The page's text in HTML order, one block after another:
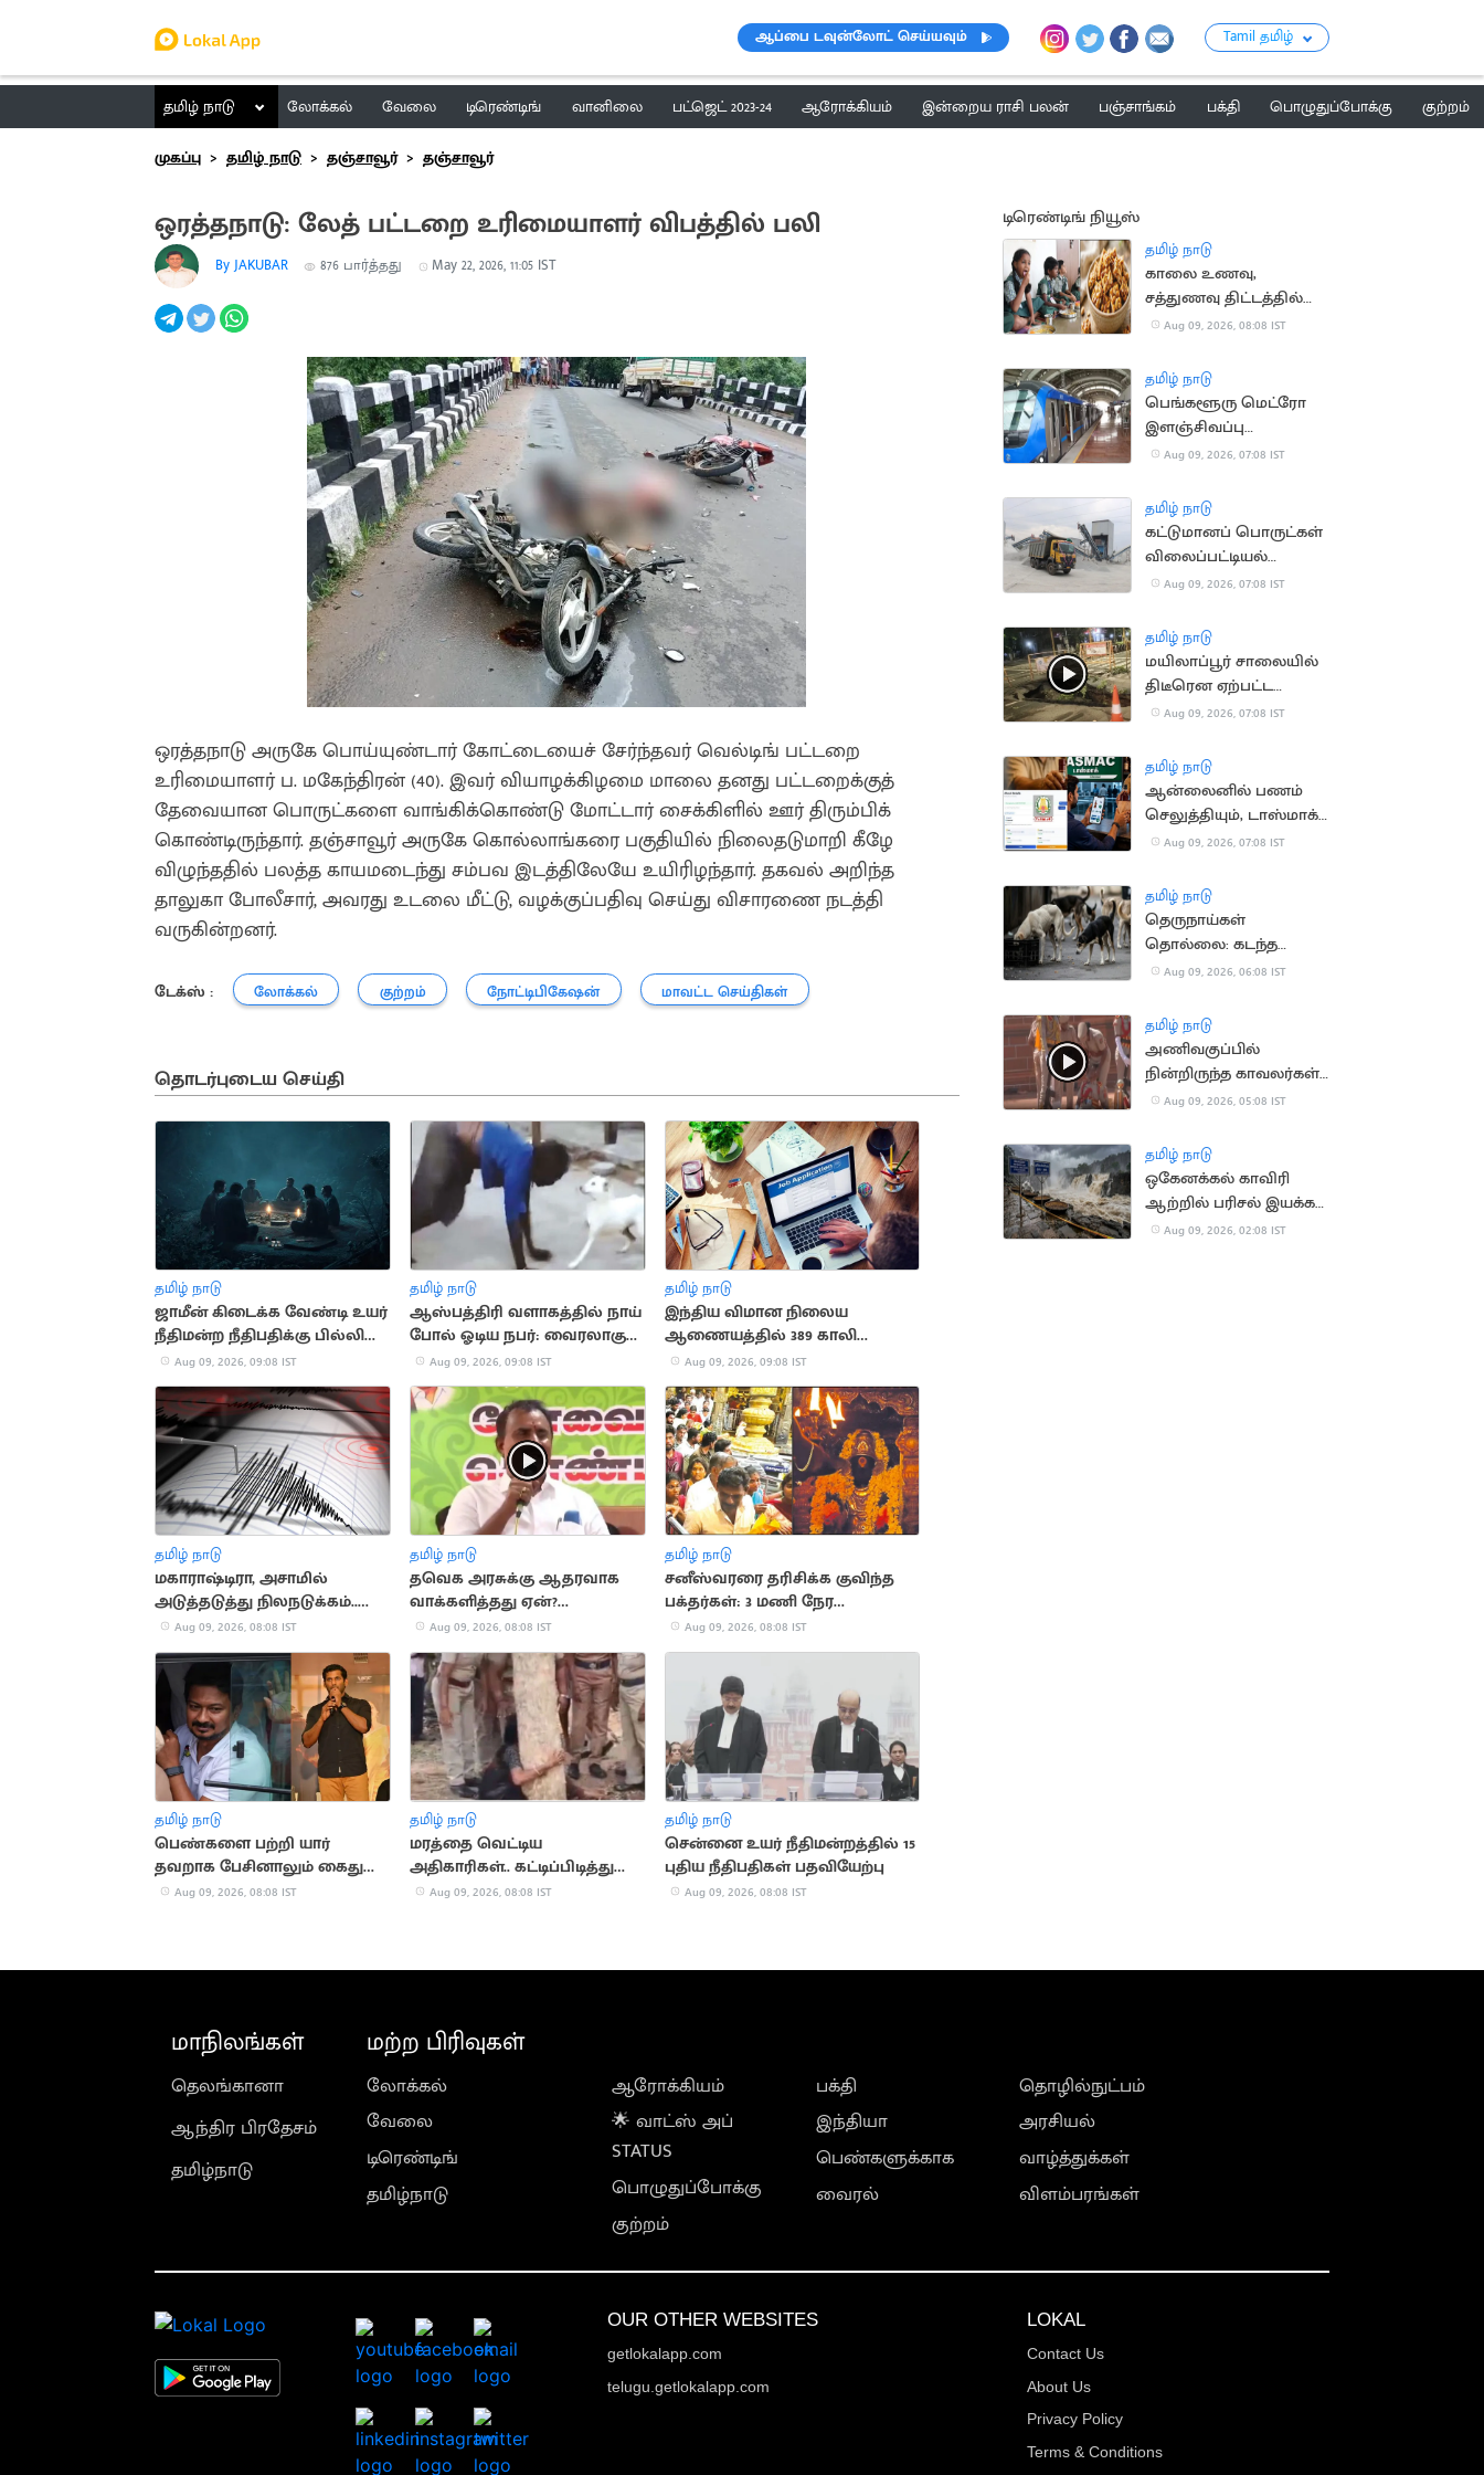
ஆப்பை டவுன்லோட் செய்யவும் Tamil தமிழ்
தமிழ் நாடு லோக்கல் வேலை டிரெண்டிங் வானிலை பட்ஜெட் 2023-24 ஆரோக்கியம் இன்றைய ராசி பலன் பஞ்சாங்கம் பக்தி பொழுதுப்போக்கு
குற்றம்
முகப்பு
தமிழ் நாடு தஞ்சாவூர் தஞ்சாவூர்
ஒரத்தநாடு: லேத் பட்டறை உரிமையாளர் விபத்தில் பலி
By JAKUBAR 876 பார்த்தது May 22, 2026, 11:05 IST
ஒரத்தநாடு அருகே பொய்யுண்டார் கோட்டையைச் சேர்ந்தவர் வெல்டிங் பட்டறை
உரிமையாளர் ப. மகேந்திரன் (40). இவர் வியாழக்கிழமை மாலை தனது பட்டறைக்குத்
தேவையான பொருட்களை வாங்கிக்கொண்டு மோட்டார் சைக்கிளில் ஊர் திரும்பிக்
கொண்டிருந்தார். தஞ்சாவூர் அருகே கொல்லாங்கரை பகுதியில் நிலைதடுமாறி கீழே
விழுந்ததில் பலத்த காயமடைந்து சம்பவ இடத்திலேயே உயிரிழந்தார். தகவல் அறிந்த
தாலுகா போலீசார், அவரது உடலை மீட்டு, வழக்குப்பதிவு செய்து விசாரணை நடத்தி
வருகின்றனர்.
டேக்ஸ் : லோக்கல் குற்றம் நோட்டிபிகேஷன் மாவட்ட செய்திகள்
தொடர்புடைய செய்தி
தமிழ் நாடு
ஜாமீன் கிடைக்க வேண்டி உயர்
நீதிமன்ற நீதிபதிக்கு பில்லி
சூனியம்
Aug 09, 2026, 09:08 IST
தமிழ் நாடு
ஆஸ்பத்திரி வளாகத்தில் நாய்
போல் ஓடிய நபர்: வைரலாகும்
வீடியோ
Aug 09, 2026, 09:08 IST
தமிழ் நாடு
இந்திய விமான நிலைய
ஆணையத்தில் 389 காலி
பணியிடங்கள்
Aug 09, 2026, 09:08 IST
தமிழ் நாடு
மகாராஷ்டிரா, அசாமில்
அடுத்தடுத்து நிலநடுக்கம்..
மக்கள் அச்சம்
Aug 09, 2026, 08:08 IST
தமிழ் நாடு
தவெக அரசுக்கு ஆதரவாக
வாக்களித்தது ஏன்?
வேலுமணி பதில்
Aug 09, 2026, 08:08 IST
தமிழ் நாடு
சனீஸ்வரரை தரிசிக்க குவிந்த
பக்தர்கள்: 3 மணி நேர
காத்திருப்பு
Aug 09, 2026, 08:08 IST
தமிழ் நாடு
பெண்களை பற்றி யார்
தவறாக பேசினாலும் கைது
செய்ய வேண்டும்: விஷால்
Aug 09, 2026, 08:08 IST
தமிழ் நாடு
மரத்தை வெட்டிய
அதிகாரிகள்.. கட்டிப்பிடித்து
அழுது புரண்ட பெண்
Aug 09, 2026, 08:08 IST
தமிழ் நாடு
சென்னை உயர் நீதிமன்றத்தில் 15
புதிய நீதிபதிகள் பதவியேற்பு
Aug 09, 2026, 08:08 IST
டிரெண்டிங் நியூஸ்
தமிழ் நாடு
காலை உணவு,
சத்துணவு திட்டத்தில்
கடலை மிட்டாய்:
கோரிக்கை
Aug 09, 2026, 08:08 IST
தமிழ் நாடு
பெங்களூரு மெட்ரோ
இளஞ்சிவப்பு
வழித்தடத்தில் ஆக.12-ல்
தொடக்கம்
Aug 09, 2026, 07:08 IST
தமிழ் நாடு
கட்டுமானப் பொருட்கள்
விலைப்பட்டியல்
திருத்தம்
Aug 09, 2026, 07:08 IST
தமிழ் நாடு
மயிலாப்பூர் சாலையில்
திடீரென ஏற்பட்ட
பள்ளத்தால் வாகன
Aug 09, 2026, 07:08 IST
தமிழ் நாடு
ஆன்லைனில் பணம்
செலுத்தியும், டாஸ்மாக்
கடையில் மதுபாட்டில் தர
Aug 09, 2026, 07:08 IST
தமிழ் நாடு
தெருநாய்கள்
தொல்லை: கடந்த
ஓராண்டில் 32
மேற்பட்ட புகார்கள்
Aug 09, 2026, 06:08 IST
தமிழ் நாடு
அணிவகுப்பில்
நின்றிருந்த காவலர்கள்
அடுத்தடுத்து மயங்கி
Aug 09, 2026, 05:08 IST
தமிழ் நாடு
ஒகேனக்கல் காவிரி
ஆற்றில் பரிசல் இயக்க
அனுமதி
Aug 09, 2026, 02:08 IST
மாநிலங்கள்
தெலங்கானா
ஆந்திர பிரதேசம்
தமிழ்நாடு
மற்ற பிரிவுகள்
லோக்கல்
வேலை
டிரெண்டிங்
தமிழ்நாடு
ஆரோக்கியம்
🌟 வாட்ஸ் அப்
STATUS
பொழுதுப்போக்கு
குற்றம்
பக்தி
இந்தியா
பெண்களுக்காக
வைரல்
தொழில்நுட்பம்
அரசியல்
வாழ்த்துக்கள்
விளம்பரங்கள்
OUR OTHER WEBSITES
getlokalapp.com
telugu.getlokalapp.com
LOKAL
Contact Us
About Us
Privacy Policy
Terms & Conditions